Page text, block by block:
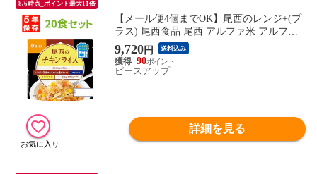
8/6時点_ポイント最大11倍
【メール便4個までOK】尾西のレンジ+(プ
ラス) 尾西食品 尾西 アルファ米 アルファ
ー米 アルファ化米 電子レンジ 時短 非常食
非常食セット 保存食 防災食 保存食セット
おすすめ 登山 キャンプ
9,720円 送料込み
90
ピースアップ
詳細を見る